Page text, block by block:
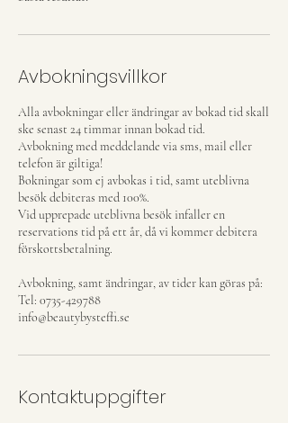
Avbokningsvillkor
Alla avbokningar eller ändringar av bokad tid skall
ske senast 24 timmar innan bokad tid.
Avbokning med meddelande via sms, mail eller
telefon är giltiga!
Bokningar som ej avbokas i tid, samt uteblivna
besök debiteras med 100%.
Vid upprepade uteblivna besök infaller en
reservations tid på ett år, då vi kommer debitera
förskottsbetalning.
Avbokning, samt ändringar, av tider kan göras på:
Tel: 0735-429788
info@beautybysteffi.se
Kontaktuppgifter